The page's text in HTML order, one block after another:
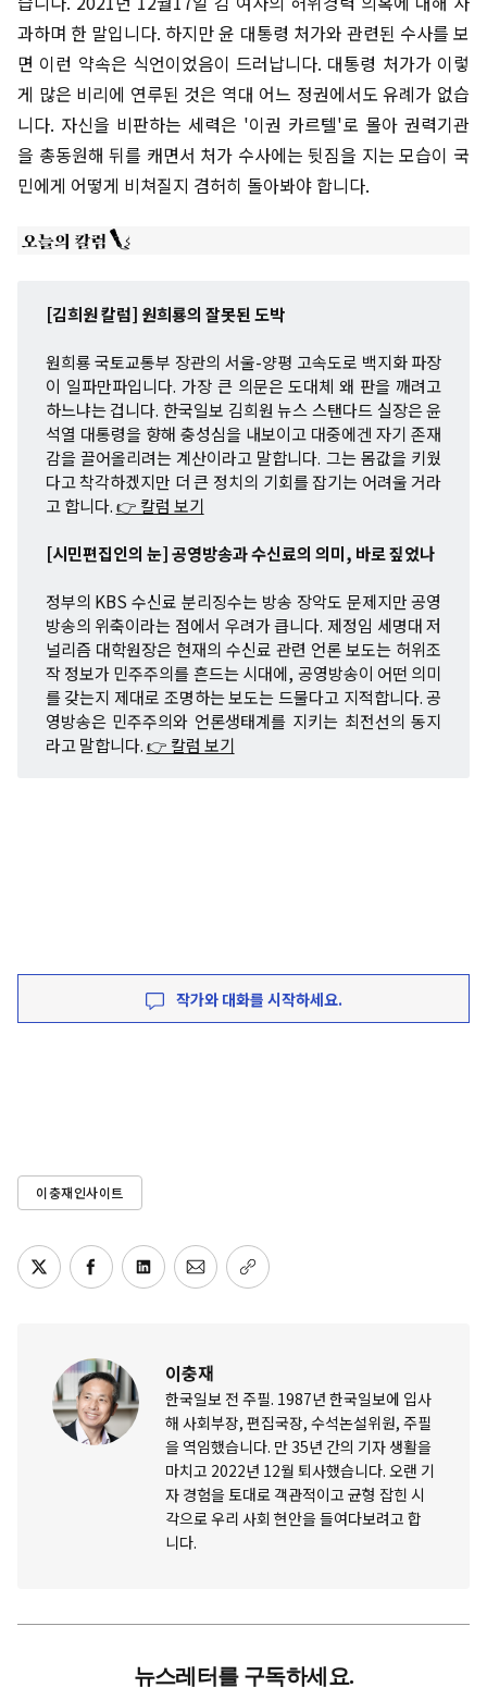
과하며 한 말입니다. 하지만 윤 대통령 처가와 관련된 수사를 보
면 이런 약속은 식언이었음이 드러납니다. 대통령 처가가 이렇
게 많은 비리에 연루된 것은 역대 어느 정권에서도 유례가 없습
니다. 자신을 비판하는 세력은 '이권 카르텔'로 몰아 권력기관
을 총동원해 뒤를 캐면서 처가 수사에는 뒷짐을 지는 모습이 국
민에게 어떻게 비쳐질지 겸허히 돌아봐야 합니다.
[김희원 칼럼] 원희룡의 잘못된 도박
원희룡 국토교통부 장관의 서울-양평 고속도로 백지화 파장
이 일파만파입니다. 가장 큰 의문은 도대체 왜 판을 깨려고
하느냐는 겁니다. 한국일보 김희원 뉴스 스탠다드 실장은 윤
석열 대통령을 향해 충성심을 내보이고 대중에겐 자기 존재
감을 끌어올리려는 계산이라고 말합니다. 그는 몸값을 키웠
다고 착각하겠지만 더 큰 정치의 기회를 잡기는 어려울 거라
고 합니다.👉 칼럼 보기
[시민편집인의 눈] 공영방송과 수신료의 의미, 바로 짚었나
정부의 KBS 수신료 분리징수는 방송 장악도 문제지만 공영
방송의 위축이라는 점에서 우려가 큽니다. 제정임 세명대 저
널리즘 대학원장은 현재의 수신료 관련 언론 보도는 허위조
작 정보가 민주주의를 흔드는 시대에, 공영방송이 어떤 의미
를 갖는지 제대로 조명하는 보도는 드물다고 지적합니다. 공
영방송은 민주주의와 언론생태계를 지키는 최전선의 동지
라고 말합니다.👉 칼럼 보기
작가와 대화를 시작하세요.
이충재인사이트
이충재
한국일보 전 주필. 1987년 한국일보에 입사
해 사회부장, 편집국장, 수석논설위원, 주필
을 역임했습니다. 만 35년 간의 기자 생활을
마치고 2022년 12월 퇴사했습니다. 오랜 기
자 경험을 토대로 객관적이고 균형 잡힌 시
각으로 우리 사회 현안을 들여다보려고 합
니다.
뉴스레터를 구독하세요.